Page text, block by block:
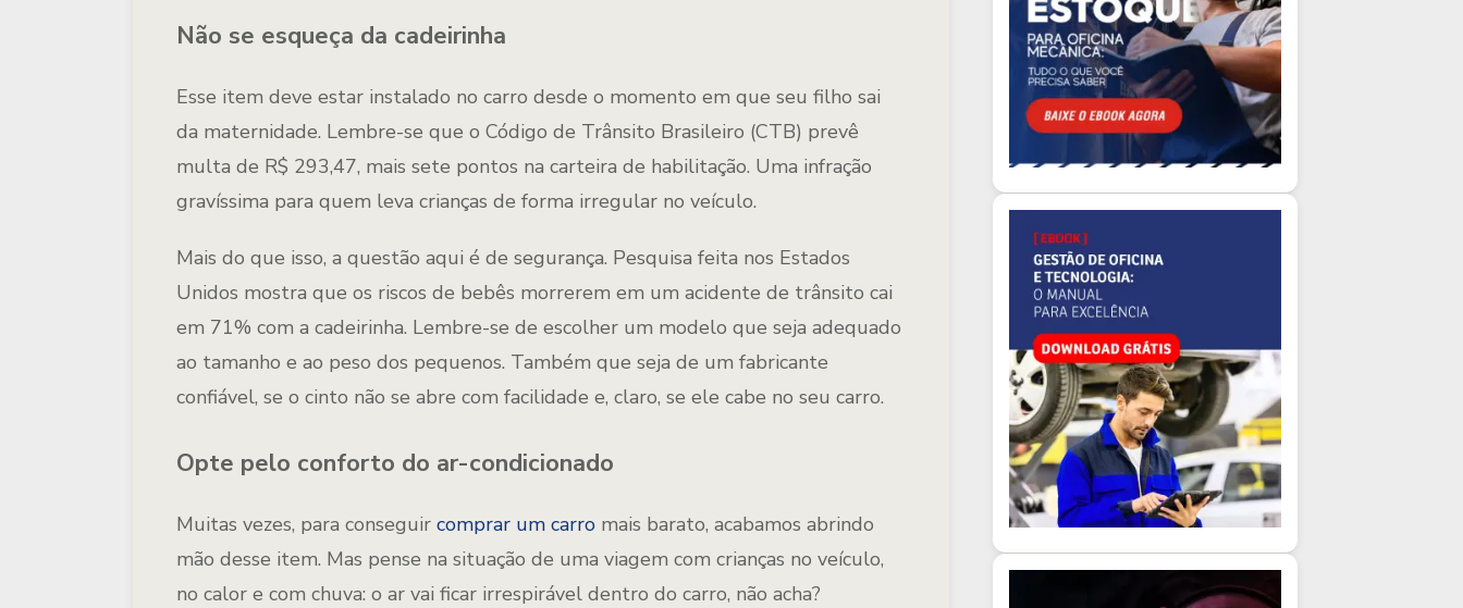
Não se esqueça da cadeirinha
Esse item deve estar instalado no carro desde o momento em que seu filho sai
da maternidade. Lembre-se que o Código de Trânsito Brasileiro (CTB) prevê
multa de R$ 293,47, mais sete pontos na carteira de habilitação. Uma infração
gravíssima para quem leva crianças de forma irregular no veículo.
Mais do que isso, a questão aqui é de segurança. Pesquisa feita nos Estados
Unidos mostra que os riscos de bebês morrerem em um acidente de trânsito cai
em 71% com a cadeirinha. Lembre-se de escolher um modelo que seja adequado
ao tamanho e ao peso dos pequenos. Também que seja de um fabricante
confiável, se o cinto não se abre com facilidade e, claro, se ele cabe no seu carro.
Opte pelo conforto do ar-condicionado
Muitas vezes, para conseguir comprar um carro mais barato, acabamos abrindo
mão desse item. Mas pense na situação de uma viagem com crianças no veículo,
no calor e com chuva: o ar vai ficar irrespirável dentro do carro, não acha?